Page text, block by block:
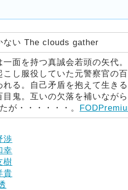
ない The clouds gather
面を持つ真誠会若頭の矢代
こし服役していた元警察官の
れる。自己矛盾を抱えて生き
目鬼。互いの欠落を補いなが
が・・・・・・。
渉
幸
樹
貴